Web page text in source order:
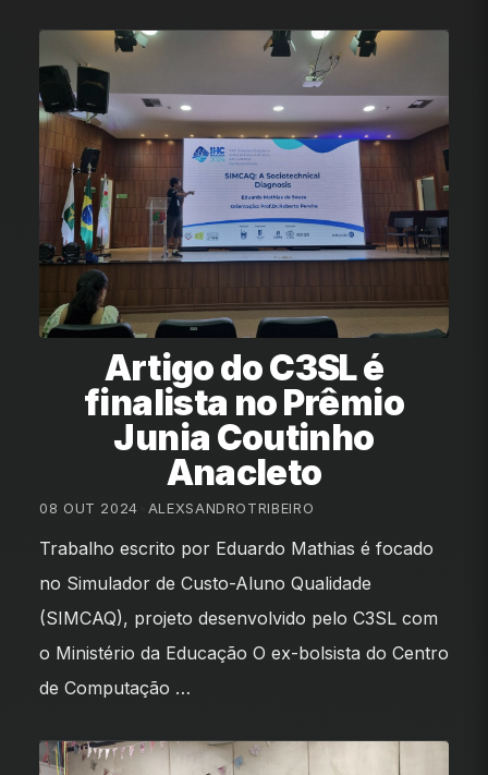
Artigo do C3SL é
finalista no Prêmio
Junia Coutinho
Anacleto
08 OUT 2024 ALEXSANDROTRIBEIRO
Trabalho escrito por Eduardo Mathias é focado
no Simulador de Custo-Aluno Qualidade
(SIMCAQ), projeto desenvolvido pelo C3SL com
o Ministério da Educação O ex-bolsista do Centro
de Computação …